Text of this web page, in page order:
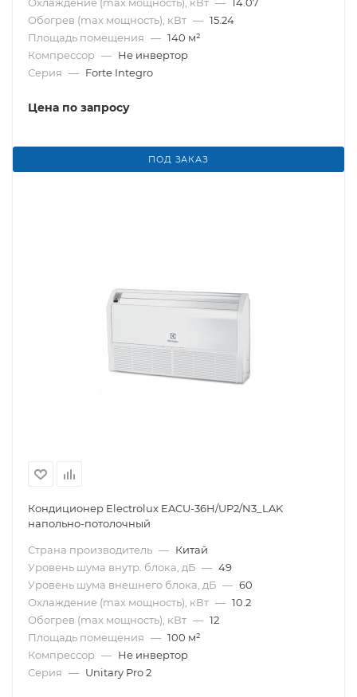
Обогрев (max мощность), кВт — 15.24
Площадь помещения — 140 м²
Компрессор — Не инвертор
Серия — Forte Integro
Цена по запросу
ПОД ЗАКАЗ
Кондиционер Electrolux EACU-36H/UP2/N3_LAK
напольно-потолочный
Страна производитель — Китай
Уровень шума внутр. блока, дБ — 49
Уровень шума внешнего блока, дБ — 60
Охлаждение (max мощность), кВт — 10.2
Обогрев (max мощность), кВт — 12
Площадь помещения — 100 м²
Компрессор — Не инвертор
Серия — Unitary Pro 2